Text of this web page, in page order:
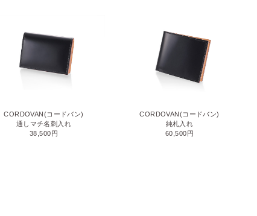
CORDOVAN(コードバン)
通しマチ名刺入れ
38,500円
CORDOVAN(コードバン)
純札入れ
60,500円